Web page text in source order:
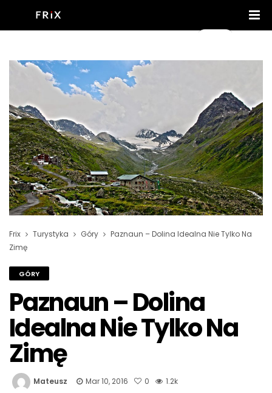
Frix Turystyka Góry
Paznaun – Dolina Idealna Nie Tylko Na
Zimę
GÓRY
Paznaun – Dolina
Idealna Nie Tylko Na
Zimę
Mateusz Mar 10, 2016 0 1.2k